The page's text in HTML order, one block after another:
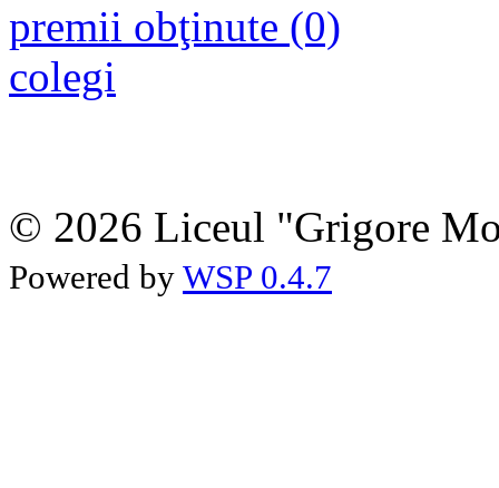
premii obţinute (0)
colegi
© 2026 Liceul "Grigore
Powered by WSP 0.4.7